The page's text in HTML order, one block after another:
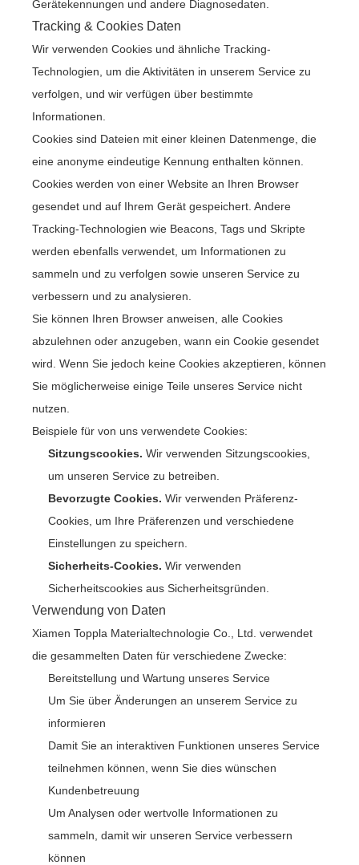
Gerätekennungen und andere Diagnosedaten.
Tracking & Cookies Daten
Wir verwenden Cookies und ähnliche Tracking-
Technologien, um die Aktivitäten in unserem Service zu
verfolgen, und wir verfügen über bestimmte
Informationen.
Cookies sind Dateien mit einer kleinen Datenmenge, die
eine anonyme eindeutige Kennung enthalten können.
Cookies werden von einer Website an Ihren Browser
gesendet und auf Ihrem Gerät gespeichert. Andere
Tracking-Technologien wie Beacons, Tags und Skripte
werden ebenfalls verwendet, um Informationen zu
sammeln und zu verfolgen sowie unseren Service zu
verbessern und zu analysieren.
Sie können Ihren Browser anweisen, alle Cookies
abzulehnen oder anzugeben, wann ein Cookie gesendet
wird. Wenn Sie jedoch keine Cookies akzeptieren, können
Sie möglicherweise einige Teile unseres Service nicht
nutzen.
Beispiele für von uns verwendete Cookies:
Sitzungscookies. Wir verwenden Sitzungscookies,
um unseren Service zu betreiben.
Bevorzugte Cookies. Wir verwenden Präferenz-
Cookies, um Ihre Präferenzen und verschiedene
Einstellungen zu speichern.
Sicherheits-Cookies. Wir verwenden
Sicherheitscookies aus Sicherheitsgründen.
Verwendung von Daten
Xiamen Toppla Materialtechnologie Co., Ltd. verwendet
die gesammelten Daten für verschiedene Zwecke:
Bereitstellung und Wartung unseres Service
Um Sie über Änderungen an unserem Service zu
informieren
Damit Sie an interaktiven Funktionen unseres Service
teilnehmen können, wenn Sie dies wünschen
Kundenbetreuung
Um Analysen oder wertvolle Informationen zu
sammeln, damit wir unseren Service verbessern
können